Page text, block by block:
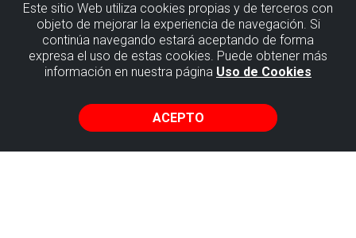
Este sitio Web utiliza cookies propias y de terceros con
objeto de mejorar la experiencia de navegación. Si
continúa navegando estará aceptando de forma
expresa el uso de estas cookies. Puede obtener más
información en nuestra página Uso de Cookies
ACEPTO